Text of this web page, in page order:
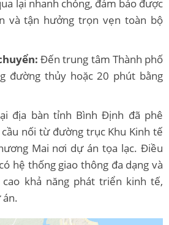
lại nhanh chóng, đảm bảo được
và tận hưởng trọn vẹn toàn bộ
Đến trung tâm Thành phố
đường thủy hoặc 20 phút bằng
địa bàn tỉnh Bình Định đã phê
nối từ đường trục Khu Kinh tế
Mai nơi dự án tọa lạc. Điều
hệ thống giao thông đa dạng và
khả năng phát triển kinh tế,
án.